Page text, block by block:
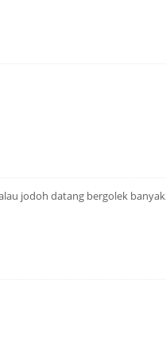
jodoh datang bergolek